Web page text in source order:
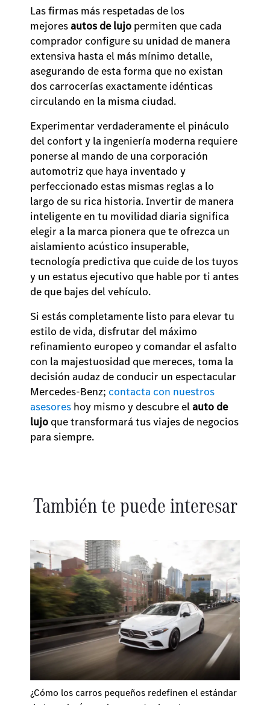
Las firmas más respetadas de los
mejores autos de lujo permiten que cada
comprador configure su unidad de manera
extensiva hasta el más mínimo detalle,
asegurando de esta forma que no existan
dos carrocerías exactamente idénticas
circulando en la misma ciudad.
Experimentar verdaderamente el pináculo
del confort y la ingeniería moderna requiere
ponerse al mando de una corporación
automotriz que haya inventado y
perfeccionado estas mismas reglas a lo
largo de su rica historia. Invertir de manera
inteligente en tu movilidad diaria significa
elegir a la marca pionera que te ofrezca un
aislamiento acústico insuperable,
tecnología predictiva que cuide de los tuyos
y un estatus ejecutivo que hable por ti antes
de que bajes del vehículo.
Si estás completamente listo para elevar tu
estilo de vida, disfrutar del máximo
refinamiento europeo y comandar el asfalto
con la majestuosidad que mereces, toma la
decisión audaz de conducir un espectacular
Mercedes-Benz; contacta con nuestros
asesores hoy mismo y descubre el auto de
lujo que transformará tus viajes de negocios
para siempre.
También te puede interesar
¿Cómo los carros pequeños redefinen el estándar